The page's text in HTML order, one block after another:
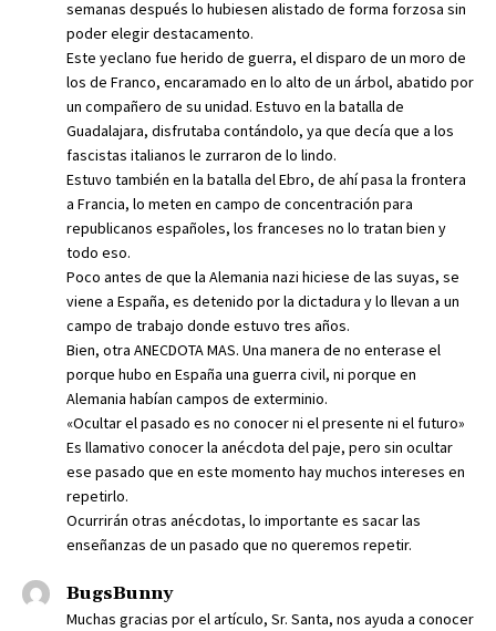
semanas después lo hubiesen alistado de forma forzosa sin
poder elegir destacamento.
Este yeclano fue herido de guerra, el disparo de un moro de
los de Franco, encaramado en lo alto de un árbol, abatido por
un compañero de su unidad. Estuvo en la batalla de
Guadalajara, disfrutaba contándolo, ya que decía que a los
fascistas italianos le zurraron de lo lindo.
Estuvo también en la batalla del Ebro, de ahí pasa la frontera
a Francia, lo meten en campo de concentración para
republicanos españoles, los franceses no lo tratan bien y
todo eso.
Poco antes de que la Alemania nazi hiciese de las suyas, se
viene a España, es detenido por la dictadura y lo llevan a un
campo de trabajo donde estuvo tres años.
Bien, otra ANECDOTA MAS. Una manera de no enterase el
porque hubo en España una guerra civil, ni porque en
Alemania habían campos de exterminio.
«Ocultar el pasado es no conocer ni el presente ni el futuro»
Es llamativo conocer la anécdota del paje, pero sin ocultar
ese pasado que en este momento hay muchos intereses en
repetirlo.
Ocurrirán otras anécdotas, lo importante es sacar las
enseñanzas de un pasado que no queremos repetir.
BugsBunny
Muchas gracias por el artículo, Sr. Santa, nos ayuda a conocer